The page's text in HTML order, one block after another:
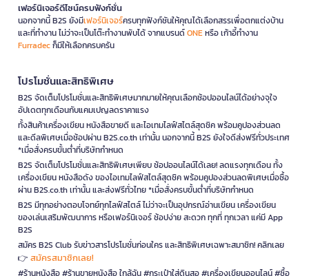
เฟอร์นิเจอร์ดีไซน์ครบฟังก์ชั่น
นอกจากนี้ B2S ยังมีเฟอร์นิเจอร์ครบทุกฟังก์ชันให้คุณได้เลือกสรรเพื่อตกแต่งบ้าน
และที่ทำงาน ไม่ว่าจะเป็นโต๊ะทำงานพับได้ จากแบรนด์ONEหรือ เก้าอี้ทำงาน
Furradecก็มีให้เลือกครบครัน
โปรโมชั่นและสิทธิพิเศษ
B2S จัดเต็มโปรโมชั่นและสิทธิพิเศษมากมายให้คุณเลือกช้อปออนไลน์ได้อย่างจุใจ
อัปเดตทุกเดือนกับแคมเปญลดราคาแรง
ทั้งสินค้าเครื่องเขียน หนังสือขายดี และไอเทมไลฟ์สไตล์สุดชิค พร้อมคูปองส่วนลด
และดีลพิเศษเมื่อช้อปผ่าน B2S.co.th เท่านั้น นอกจากนี้ B2S ยังใจดีส่งฟรีทั่วประเทศ
*เมื่อสั่งครบขั้นต่ำที่บริษัทกำหนด
B2S จัดเต็มโปรโมชั่นและสิทธิพิเศษเพียบ ช้อปออนไลน์ได้เลย! ลดแรงทุกเดือน ทั้ง
เครื่องเขียน หนังสือดัง ของไอเทมไลฟ์สไตล์สุดชิค พร้อมคูปองส่วนลดพิเศษเมื่อซื้อ
ผ่าน B2S.co.th เท่านั้น และส่งฟรีทั่วไทย *เมื่อสั่งครบขั้นต่ำที่บริษัทกำหนด
B2S มีทุกอย่างตอบโจทย์ทุกไลฟ์สไตล์ ไม่ว่าจะเป็นอุปกรณ์อ่านเขียน เครื่องเขียน
ของเล่นเสริมพัฒนาการ หรือเฟอร์นิเจอร์ ช้อปง่าย สะดวก ทุกที่ ทุกเวลา แค่มี App
B2S
สมัคร B2S Club รับข่าวสารโปรโมชั่นก่อนใคร และสิทธิพิเศษเฉพาะสมาชิก! คลิกเลย
👉 สมัครสมาชิกเลย!
#ร้านหนังสือ #ร้านขายหนังสือ ใกล้ฉัน #กระเป๋าใส่ดินสอ #เครื่องเขียนออนไลน์ #ซื้อ